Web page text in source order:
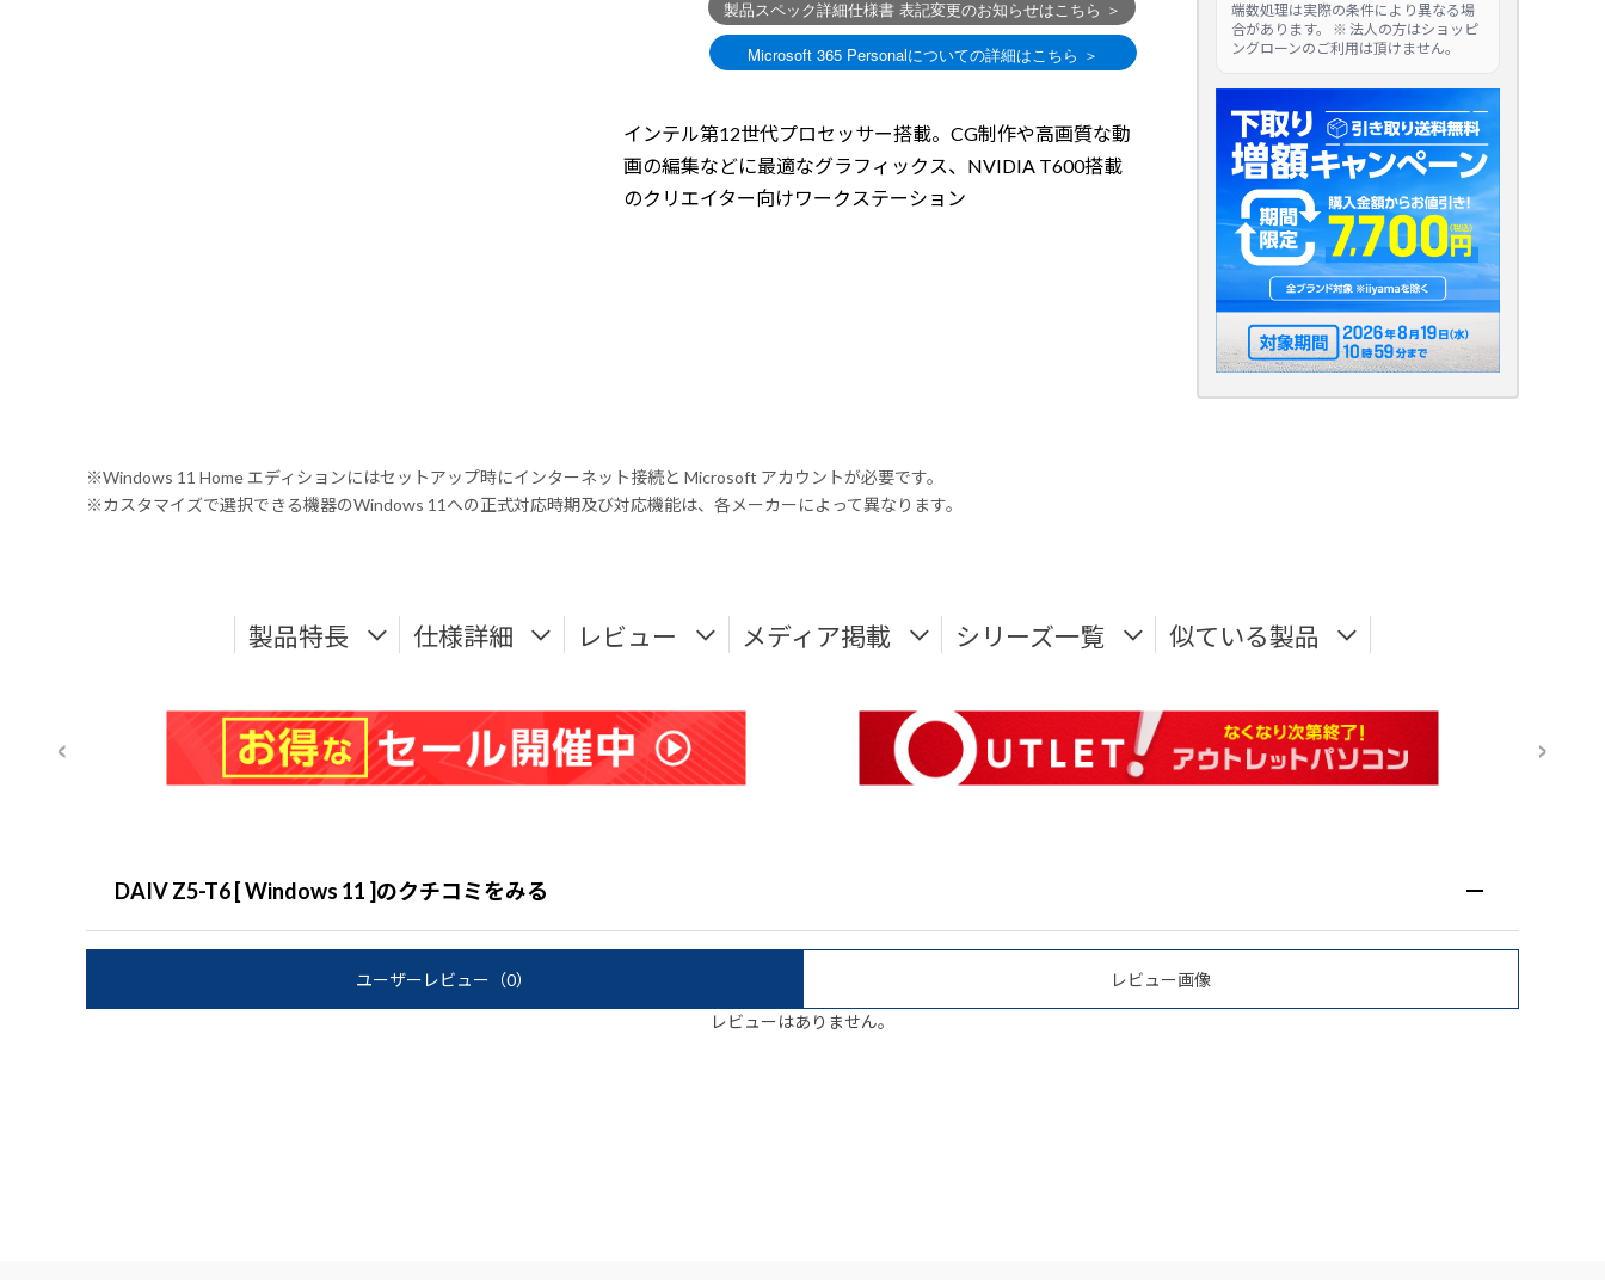
インテル第12世代プロセッサー搭載。CG制作や高画質な動
画の編集などに最適なグラフィックス、NVIDIA T600搭載
のクリエイター向けワークステーション
端数処理は実際の条件により異なる場
合があります。 ※ 法人の方はショッピ
ングローンのご利用は頂けません。
※Windows 11 Home エディションにはセットアップ時にインターネット接続と Microsoft アカウントが必要です。
※カスタマイズで選択できる機器のWindows 11への正式対応時期及び対応機能は、各メーカーによって異なります。
製品特長 仕様詳細 レビュー メディア掲載 シリーズ一覧 似ている製品
DAIV Z5-T6 [ Windows 11 ]のクチコミをみる
ユーザーレビュー （0） レビュー画像
レビューはありません。